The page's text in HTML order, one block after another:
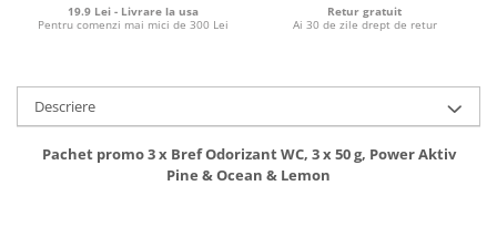
19.9 Lei - Livrare la usa
Pentru comenzi mai mici de 300 Lei
Retur gratuit
Ai 30 de zile drept de retur
Descriere
Pachet promo 3 x Bref Odorizant WC, 3 x 50 g, Power Aktiv
Pine & Ocean & Lemon